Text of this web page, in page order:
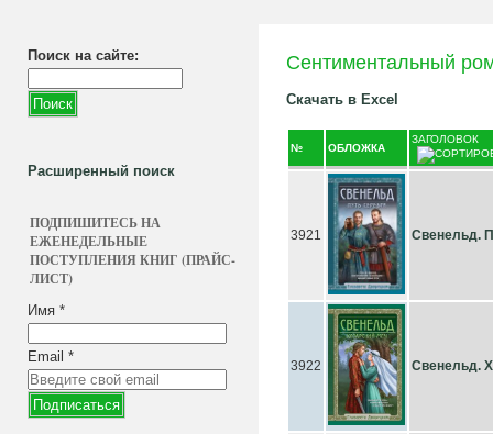
Поиск на сайте:
Расширенный поиск
ПОДПИШИТЕСЬ НА
ЕЖЕНЕДЕЛЬНЫЕ
ПОСТУПЛЕНИЯ КНИГ (ПРАЙС-
ЛИСТ)
Имя *
Email *
Сентиментальный
Скачать в Excel
№ ОБЛОЖКА
ЗАГОЛОВОК
3921 Свенельд.
3922 Свенельд.